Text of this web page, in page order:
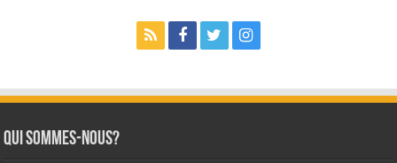
Qui sommes-nous?